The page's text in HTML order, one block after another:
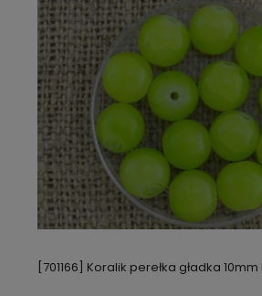
[701166] Koralik perełka gładka